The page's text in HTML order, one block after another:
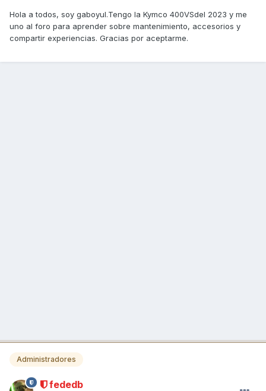
Hola a todos, soy gaboyul.Tengo la Kymco 400VSdel 2023 y me
uno al foro para aprender sobre mantenimiento, accesorios y
compartir experiencias. Gracias por aceptarme.
Administradores
fededb